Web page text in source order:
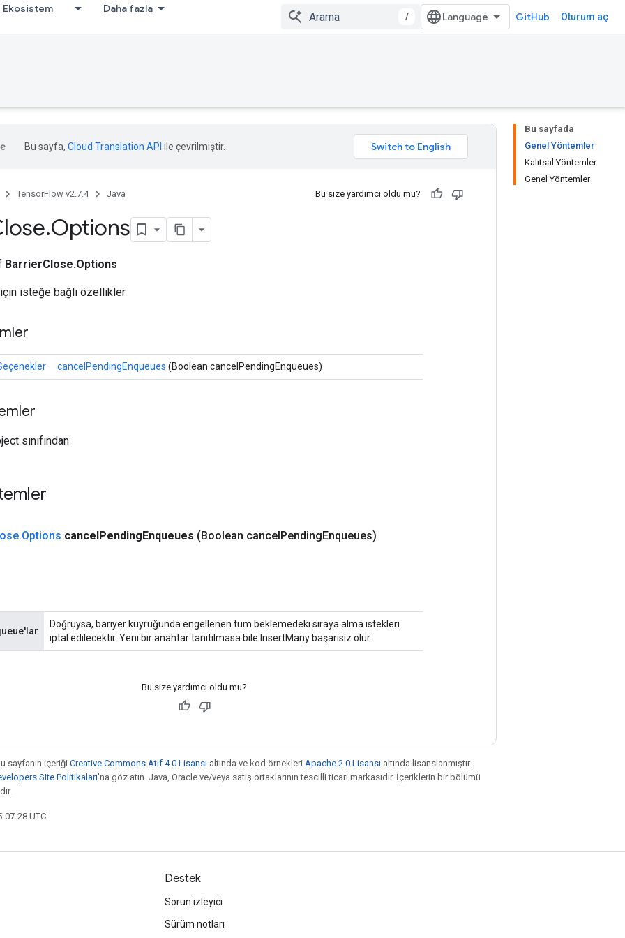
Ekosistem Daha fazla
/ GitHub Oturum aç
Bu sayfada
Genel Yöntemler
Kalıtsal Yöntemler
Genel Yöntemler
Bu sayfa, Cloud Translation API ile çevrilmiştir.
TensorFlow v2.7.4 Java Bu size yardımcı oldu mu?
.Options
BarrierClose.Options
için isteğe bağlı özellikler
cancelPendingEnqueues (Boolean cancelPendingEnqueues)
sınıfından
.Options cancelPendingEnqueues (Boolean cancelPendingEnqueues)
Doğruysa, bariyer kuyruğunda engellenen tüm beklemedeki sıraya alma istekleri
iptal edilecektir. Yeni bir anahtar tanıtılmasa bile InsertMany başarısız olur.
Bu size yardımcı oldu mu?
sayfanın içeriği Creative Commons Atıf 4.0 Lisansı altında ve kod örnekleri Apache 2.0 Lisansı altında lisanslanmıştır.
Site Politikaları'na göz atın. Java, Oracle ve/veya satış ortaklarının tescilli ticari markasıdır. İçeriklerin bir bölümü
28 UTC.
Destek
Sorun izleyici
Sürüm notları